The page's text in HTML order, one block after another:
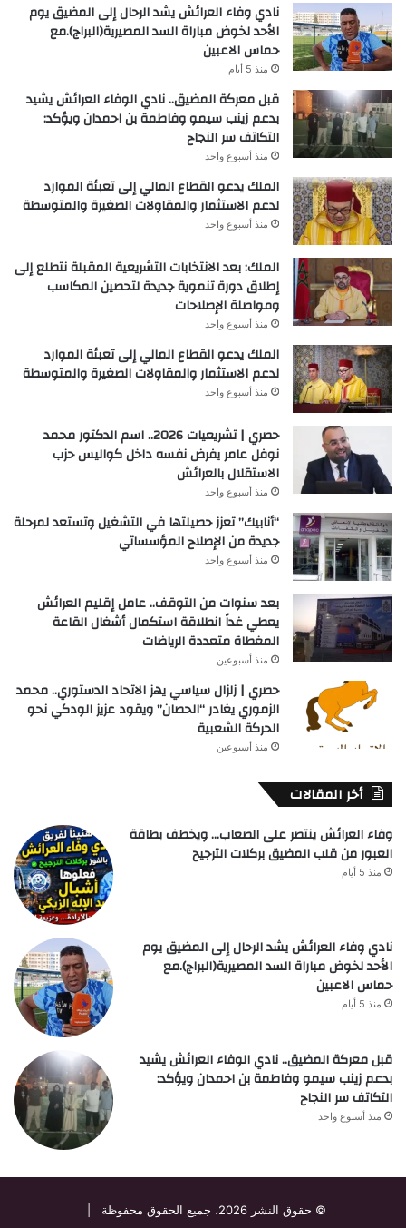
نادي وفاء العرائش يشد الرحال إلى المضيق يوم
الأحد لخوض مباراة السد المصيرية(البراج).مع
حماس الاعبين
منذ 5 أيام
قبل معركة المضيق.. نادي الوفاء العرائش يشيد
بدعم زينب سيمو وفاطمة بن احمدان ويؤكد:
التكاتف سر النجاح
منذ أسبوع واحد
الملك يدعو القطاع المالي إلى تعبئة الموارد
لدعم الاستثمار والمقاولات الصغيرة والمتوسطة
منذ أسبوع واحد
الملك: بعد الانتخابات التشريعية المقبلة نتطلع إلى
إطلاق دورة تنموية جديدة لتحصين المكاسب
ومواصلة الإصلاحات
منذ أسبوع واحد
الملك يدعو القطاع المالي إلى تعبئة الموارد
لدعم الاستثمار والمقاولات الصغيرة والمتوسطة
منذ أسبوع واحد
حصري | تشريعيات 2026.. اسم الدكتور محمد
نوفل عامر يفرض نفسه داخل كواليس حزب
الاستقلال بالعرائش
منذ أسبوع واحد
“أنابيك” تعزز حصيلتها في التشغيل وتستعد لمرحلة
جديدة من الإصلاح المؤسساتي
منذ أسبوع واحد
بعد سنوات من التوقف.. عامل إقليم العرائش
يعطي غداً انطلاقة استكمال أشغال القاعة
المغطاة متعددة الرياضات
منذ أسبوعين
حصري | زلزال سياسي يهز الاتحاد الدستوري.. محمد
الزموري يغادر “الحصان” ويقود عزيز الودكي نحو
الحركة الشعبية
منذ أسبوعين
أخر المقالات
وفاء العرائش ينتصر على الصعاب… ويخطف بطاقة
العبور من قلب المضيق بركلات الترجيح
منذ 5 أيام
نادي وفاء العرائش يشد الرحال إلى المضيق يوم
الأحد لخوض مباراة السد المصيرية(البراج).مع
حماس الاعبين
منذ 5 أيام
قبل معركة المضيق.. نادي الوفاء العرائش يشيد
بدعم زينب سيمو وفاطمة بن احمدان ويؤكد:
التكاتف سر النجاح
منذ أسبوع واحد
© حقوق النشر 2026، جميع الحقوق محفوظة |